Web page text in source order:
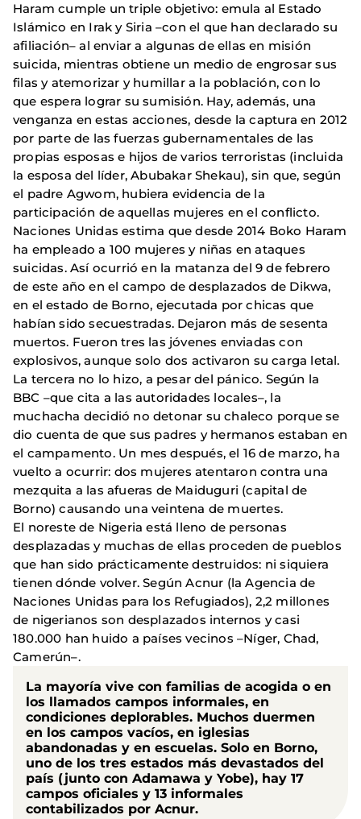
Haram cumple un triple objetivo: emula al Estado
Islámico en Irak y Siria –con el que han declarado su
afiliación– al enviar a algunas de ellas en misión
suicida, mientras obtiene un medio de engrosar sus
filas y atemorizar y humillar a la población, con lo
que espera lograr su sumisión. Hay, además, una
venganza en estas acciones, desde la captura en 2012
por parte de las fuerzas gubernamentales de las
propias esposas e hijos de varios terroristas (incluida
la esposa del líder, Abubakar Shekau), sin que, según
el padre Agwom, hubiera evidencia de la
participación de aquellas mujeres en el conflicto.
Naciones Unidas estima que desde 2014 Boko Haram
ha empleado a 100 mujeres y niñas en ataques
suicidas. Así ocurrió en la matanza del 9 de febrero
de este año en el campo de desplazados de Dikwa,
en el estado de Borno, ejecutada por chicas que
habían sido secuestradas. Dejaron más de sesenta
muertos. Fueron tres las jóvenes enviadas con
explosivos, aunque solo dos activaron su carga letal.
La tercera no lo hizo, a pesar del pánico. Según la
BBC –que cita a las autoridades locales–, la
muchacha decidió no detonar su chaleco porque se
dio cuenta de que sus padres y hermanos estaban en
el campamento. Un mes después, el 16 de marzo, ha
vuelto a ocurrir: dos mujeres atentaron contra una
mezquita a las afueras de Maiduguri (capital de
Borno) causando una veintena de muertes.
El noreste de Nigeria está lleno de personas
desplazadas y muchas de ellas proceden de pueblos
que han sido prácticamente destruidos: ni siquiera
tienen dónde volver. Según Acnur (la Agencia de
Naciones Unidas para los Refugiados), 2,2 millones
de nigerianos son desplazados internos y casi
180.000 han huido a países vecinos –Níger, Chad,
Camerún–.
La mayoría vive con familias de acogida o en
los llamados campos informales, en
condiciones deplorables. Muchos duermen
en los campos vacíos, en iglesias
abandonadas y en escuelas. Solo en Borno,
uno de los tres estados más devastados del
país (junto con Adamawa y Yobe), hay 17
campos oficiales y 13 informales
contabilizados por Acnur.